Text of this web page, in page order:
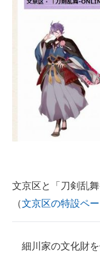
好きが集まる 比べ
ビジネスと働き方の
AI活用のいまが分かる
企業ITのトレンドを
経営リーダーのコミ
マーケ×ITの今がよく
企業向けIT製品の総
製造業のIT導入・活
文京区と「刀剣乱
（文京区の特設ペー
細川家の文化財を